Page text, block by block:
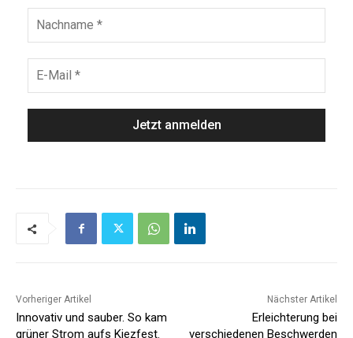
Vorheriger Artikel
Innovativ und sauber. So kam
grüner Strom aufs Kiezfest.
Nächster Artikel
Erleichterung bei
verschiedenen Beschwerden